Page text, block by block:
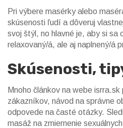
Pri výbere masérky alebo
skúsenosti ľudí a dôveruj
svoj štýl, no hlavné je, aby si sa
relaxovaný/á, ale aj naplnený/á
Skúsenosti,
Mnoho článkov na webe
zákazníkov, návod na správne
odpovede na časté otázky.
masáž na zmiernenie